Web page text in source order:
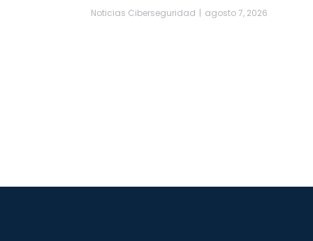
Noticias Ciberseguridad agosto 7, 2026